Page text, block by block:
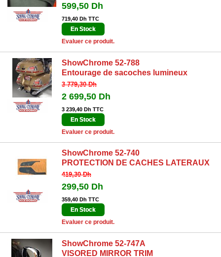
599,50 Dh
719,40 Dh TTC
En Stock
Evaluer ce produit.
ShowChrome 52-788
Entourage de sacoches lumineux
3 779,30 Dh
2 699,50 Dh
3 239,40 Dh TTC
En Stock
Evaluer ce produit.
ShowChrome 52-740
PROTECTION DE CACHES LATERAUX
419,30 Dh
299,50 Dh
359,40 Dh TTC
En Stock
Evaluer ce produit.
ShowChrome 52-747A
VISORED MIRROR TRIM